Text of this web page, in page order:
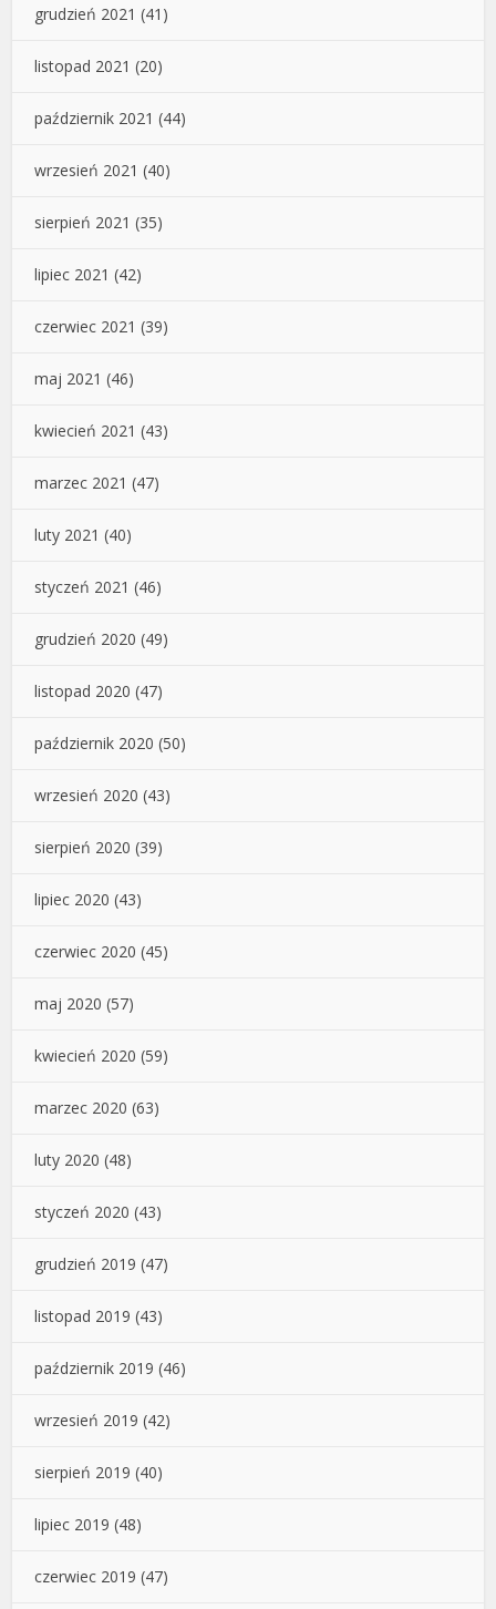
grudzień 2021 (41)
listopad 2021 (20)
październik 2021 (44)
wrzesień 2021 (40)
sierpień 2021 (35)
lipiec 2021 (42)
czerwiec 2021 (39)
maj 2021 (46)
kwiecień 2021 (43)
marzec 2021 (47)
luty 2021 (40)
styczeń 2021 (46)
grudzień 2020 (49)
listopad 2020 (47)
październik 2020 (50)
wrzesień 2020 (43)
sierpień 2020 (39)
lipiec 2020 (43)
czerwiec 2020 (45)
maj 2020 (57)
kwiecień 2020 (59)
marzec 2020 (63)
luty 2020 (48)
styczeń 2020 (43)
grudzień 2019 (47)
listopad 2019 (43)
październik 2019 (46)
wrzesień 2019 (42)
sierpień 2019 (40)
lipiec 2019 (48)
czerwiec 2019 (47)